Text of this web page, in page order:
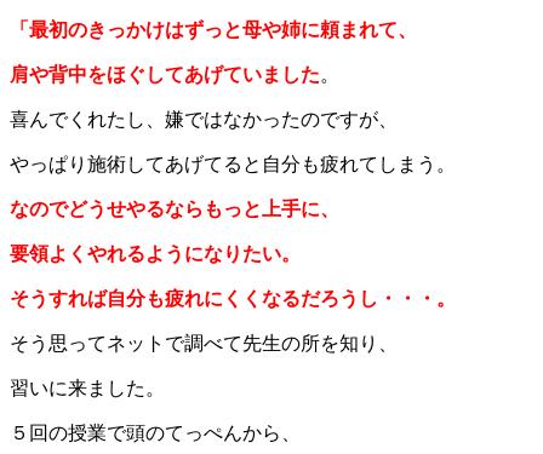
「最初のきっかけはずっと母や姉に頼まれて、
肩や背中をほぐしてあげていました。
喜んでくれたし、嫌ではなかったのですが、
やっぱり施術してあげてると自分も疲れてしまう。
なのでどうせやるならもっと上手に、
要領よくやれるようになりたい。
そうすれば自分も疲れにくくなるだろうし・・・。
そう思ってネットで調べて先生の所を知り、
習いに来ました。
５回の授業で頭のてっぺんから、